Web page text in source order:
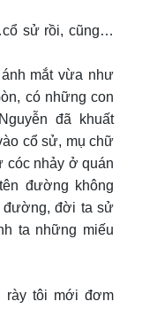
sử rồi, cũng…
mắt vừa như
có những con
đã khuất
cổ sử, mụ chữ
cóc nhảy ở quán
đường không
đường, đời ta sử
ta những miếu
rày tôi mới đơm